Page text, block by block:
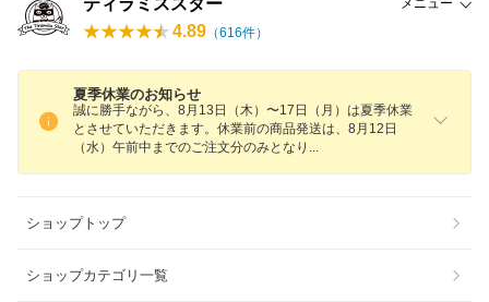
ティラミススター メニュー
4.89 （616件）
夏季休業のお知らせ
誠に勝手ながら、8月13日（木）〜17日（月）は夏季休業
とさせていただきます。休業前の商品発送は、8月12日
（水）午前中までのご注文分のみとな り
ショップトップ
ショップカテゴリ一覧